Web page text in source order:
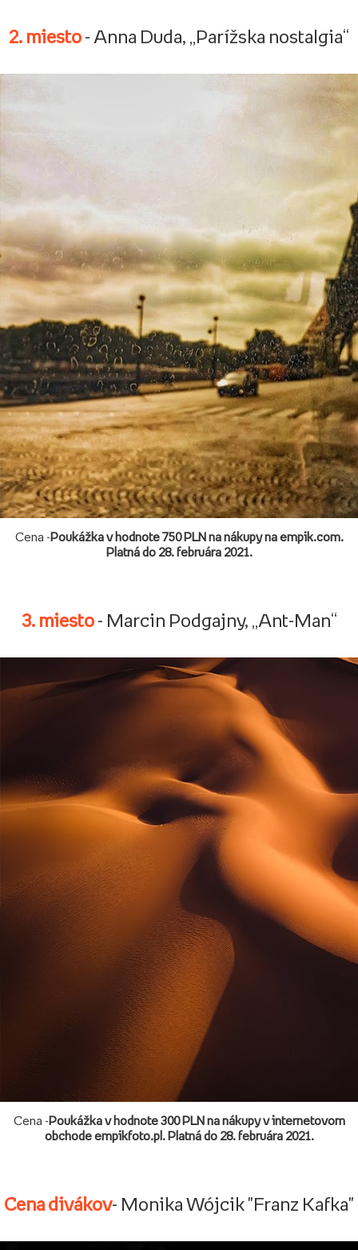
2. miesto - Anna Duda, „Parížska nostalgia“
Cena -Poukážka v hodnote 750 PLN na nákupy na empik.com.
Platná do 28. februára 2021.
3. miesto- Marcin Podgajny, „Ant-Man“
Cena -Poukážka v hodnote 300 PLN na nákupy v internetovom
obchode empikfoto.pl. Platná do 28. februára 2021.
Cena divákov- Monika Wójcik "Franz Kafka"